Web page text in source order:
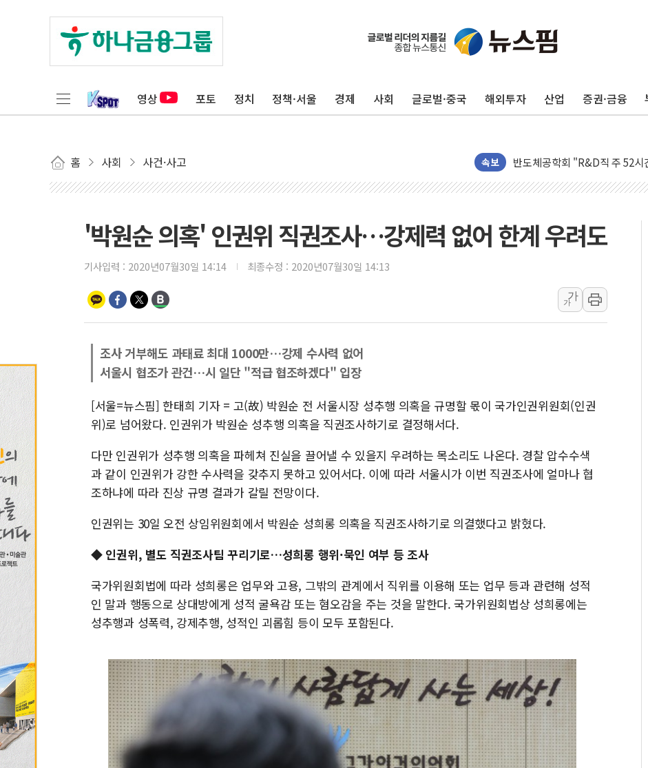
영상 포토 정치 정책·서울 경제 사회 글로벌·중국 해외투자 산업 증권·금융
홈 사회 사건·사고 속보
컴투스 '제우스: 오만의 신' 26일
네이버 클립, 시청 만으로 혜
[인사] 공정거래위원회
KDB생명 본입찰 3파전…한화·
카카오, 2026년 임금협약 타
현대카드, 박재범·실리카겔 등
송도 신축 아파트서 외벽 테라
깊이가 다른 글로벌 투자 정보
SK하이닉스, 주주환원 속도
'무순위' 기회 왔다…신길·노량
野 의원 42명, '사관학교 통합'
[컨콜] 롯데케미칼, "LPG 투입
대형 저축은행 4%대 예금 사
'박원순 의혹' 인권위 직권조사…강제력 없어 한계 우려도
기사입력 : 2020년07월30일 14:14 최종수정 : 2020년07월30일 14:13
가
가
조사 거부해도 과태료 최대 1000만…강제 수사력 없어
서울시 협조가 관건…시 일단 "적급 협조하겠다" 입장
[서울=뉴스핌] 한태희 기자 = 고(故) 박원순 전 서울시장 성추행 의혹을 규명할 몫이 국가인권위원회(인권
위)로 넘어왔다. 인권위가 박원순 성추행 의혹을 직권조사하기로 결정해서다.
다만 인권위가 성추행 의혹을 파헤쳐 진실을 끌어낼 수 있을지 우려하는 목소리도 나온다. 경찰 압수수색
과 같이 인권위가 강한 수사력을 갖추지 못하고 있어서다. 이에 따라 서울시가 이번 직권조사에 얼마나 협
조하냐에 따라 진상 규명 결과가 갈릴 전망이다.
인권위는 30일 오전 상임위원회에서 박원순 성희롱 의혹을 직권조사하기로 의결했다고 밝혔다.
◆ 인권위, 별도 직권조사팀 꾸리기로…성희롱 행위·묵인 여부 등 조사
국가위원회법에 따라 성희롱은 업무와 고용, 그밖의 관계에서 직위를 이용해 또는 업무 등과 관련해 성적
인 말과 행동으로 상대방에게 성적 굴욕감 또는 혐오감을 주는 것을 말한다. 국가위원회법상 성희롱에는
성추행과 성폭력, 강제추행, 성적인 괴롭힘 등이 모두 포함된다.